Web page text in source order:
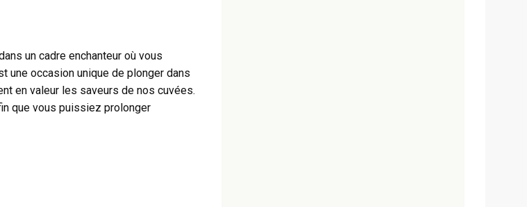
un cadre enchanteur où vous
une occasion unique de plonger dans
en valeur les saveurs de nos cuvées.
que vous puissiez prolonger